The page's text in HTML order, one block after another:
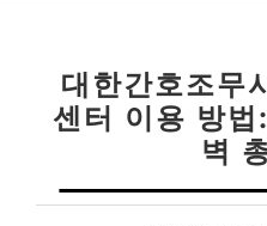
대한간호조무
센터 이용 방
벽